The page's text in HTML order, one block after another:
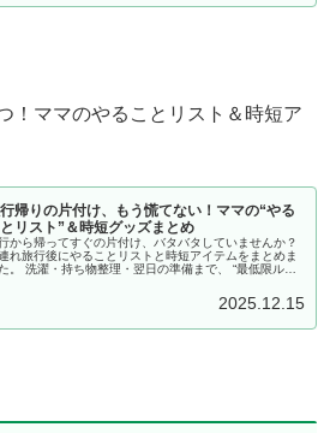
！ママのやることリスト＆時短ア
帰りの片付け、もう慌てない！ママの“やる
リスト”＆時短グッズまとめ
から帰ってすぐの片付け、バタバタしていませんか？
れ旅行後にやることリストと時短アイテムをまとめま
。 洗濯・持ち物整理・翌日の準備まで、 “最低限ルー
2025.12.15